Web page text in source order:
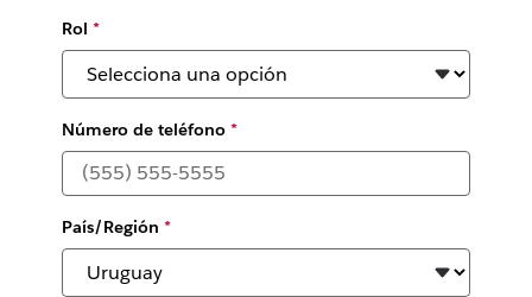
Rol *
Número de teléfono*
País/Región *